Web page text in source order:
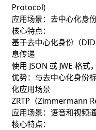
Protocol)
应用场景：去中心化身
核心特点：
基于去中心化身份（
息传递
使用 JSON 或 JWE 格式
优势：与去中心化身份
化应用场景
ZRTP（Zimmermann
应用场景：语音和视频
核心特点：